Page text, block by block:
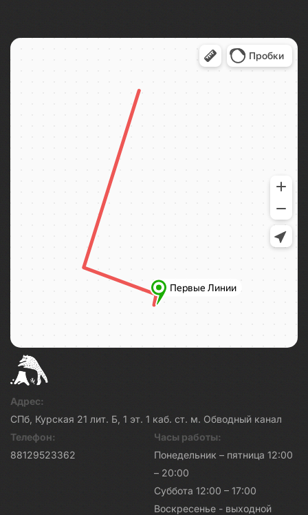
Адрес:
СПб, Курская 21 лит. Б, 1 эт. 1 каб. ст. м. Обводный канал
Телефон:
88129523362
Часы работы:
Понедельник – пятница 12:00
– 20:00
Суббота 12:00 – 17:00
Воскресенье - выходной